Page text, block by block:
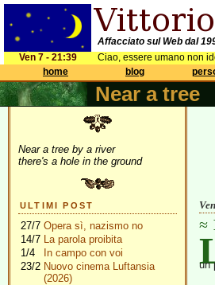
Affacciato sul Web dal
Ven 7 - 21:39
Ciao, essere umano non
home
blog
Near a tree
Near a tree by a river
there's a hole in the ground
ULTIMI POST
27/7 Opera sì, nazismo no
14/7 La parola proibita
1/4
In campo con voi
23/2 Nuovo cinema Luftansia
(2026)
un